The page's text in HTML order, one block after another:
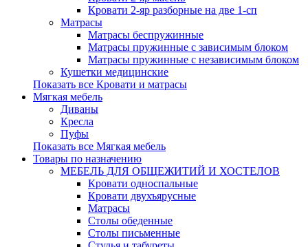
Кровати 2-яр разборные на две 1-сп
Матрасы
Матрасы беспружинные
Матрасы пружинные с зависимым блоком
Матрасы пружинные с независимым блоком
Кушетки медицинские
Показать все Кровати и матрасы
Мягкая мебель
Диваны
Кресла
Пуфы
Показать все Мягкая мебель
Товары по назначению
МЕБЕЛЬ ДЛЯ ОБЩЕЖИТИЙ И ХОСТЕЛОВ
Кровати односпальные
Кровати двухъярусные
Матрасы
Столы обеденные
Столы письменные